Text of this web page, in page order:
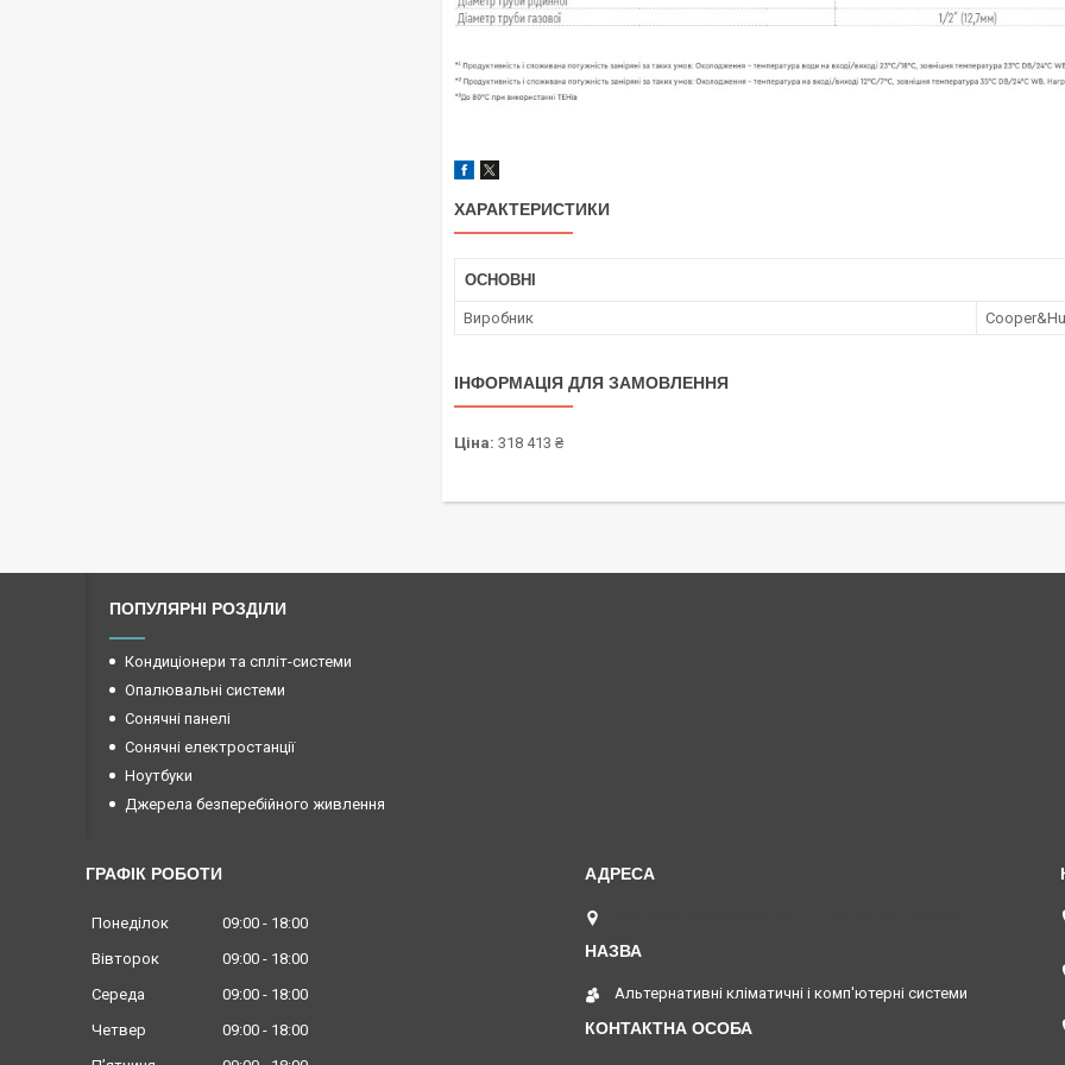
ХАРАКТЕРИСТИКИ
ОСНОВНІ
Виробник
ІНФОРМАЦІЯ ДЛЯ ЗАМОВЛЕННЯ
Ціна: 318 413 ₴
ПОПУЛЯРНІ РОЗДІЛИ
Кондиціонери та спліт-системи
Опалювальні системи
Сонячні панелі
Сонячні електростанції
Ноутбуки
Джерела безперебійного живлення
ГРАФІК РОБОТИ
Понеділок 09:00
18:00
Вівторок
09:00
18:00
Середа
09:00
18:00
Четвер
09:00
18:00
Альтернативні кліматичні і комп'ютерні системи